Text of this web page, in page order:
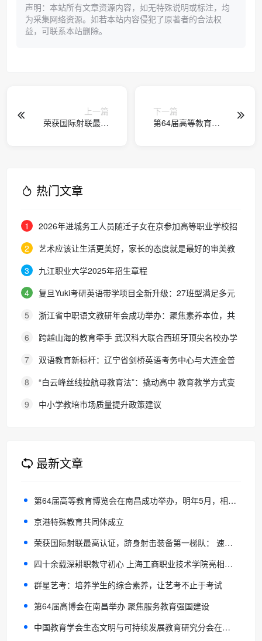
声明：本站所有文章资源内容，如无特殊说明或标注，均
为采集网络资源。如若本站内容侵犯了原著者的合法权
益，可联系本站删除。
上一篇
荣获国际射联最高
下一篇
第64届高等教育博
热门文章
1
2026年进城务工人员随迁子女在京参加高等职业学校招
生考试报名通知
2
艺术应该让生活更美好，家长的态度就是最好的审美教
育！
3
九江职业大学2025年招生章程
4
复旦Yuki考研英语带学项目全新升级：27班型满足多元
需求，协议保障助力考研梦想
5
浙江省中职语文教研年会成功举办：聚焦素养本位，共
探职教语文教学新路径
6
跨越山海的教育牵手 武汉科大联合西班牙顶尖名校办学
院，首届新生入学
7
双语教育新标杆：辽宁省剑桥英语考务中心与大连金普
新区华美双语学校签约剑桥英语体系教学示范学校
8
“白云峰丝线拉航母教育法”：撬动高中 教育教学方式变
化的必要途径
9 中小学教培市场质量提升政策建议
最新文章
第64届高等教育博览会在南昌成功举办，明年5月，相约天津！
京港特殊教育共同体成立
荣获国际射联最高认证，跻身射击装备第一梯队： 速得尔助力五育并举体教融合
四十余载深耕职教守初心 上海工商职业技术学院亮相教博会展育人新貌
群星艺考：培养学生的综合素养，让艺考不止于考试
第64届高博会在南昌举办 聚焦服务教育强国建设
中国教育学会生态文明与可持续发展教育研究分会在京成立